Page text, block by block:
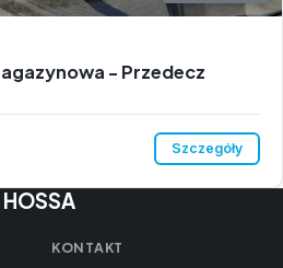
- Przedecz
Szczegóły
KONTAKT